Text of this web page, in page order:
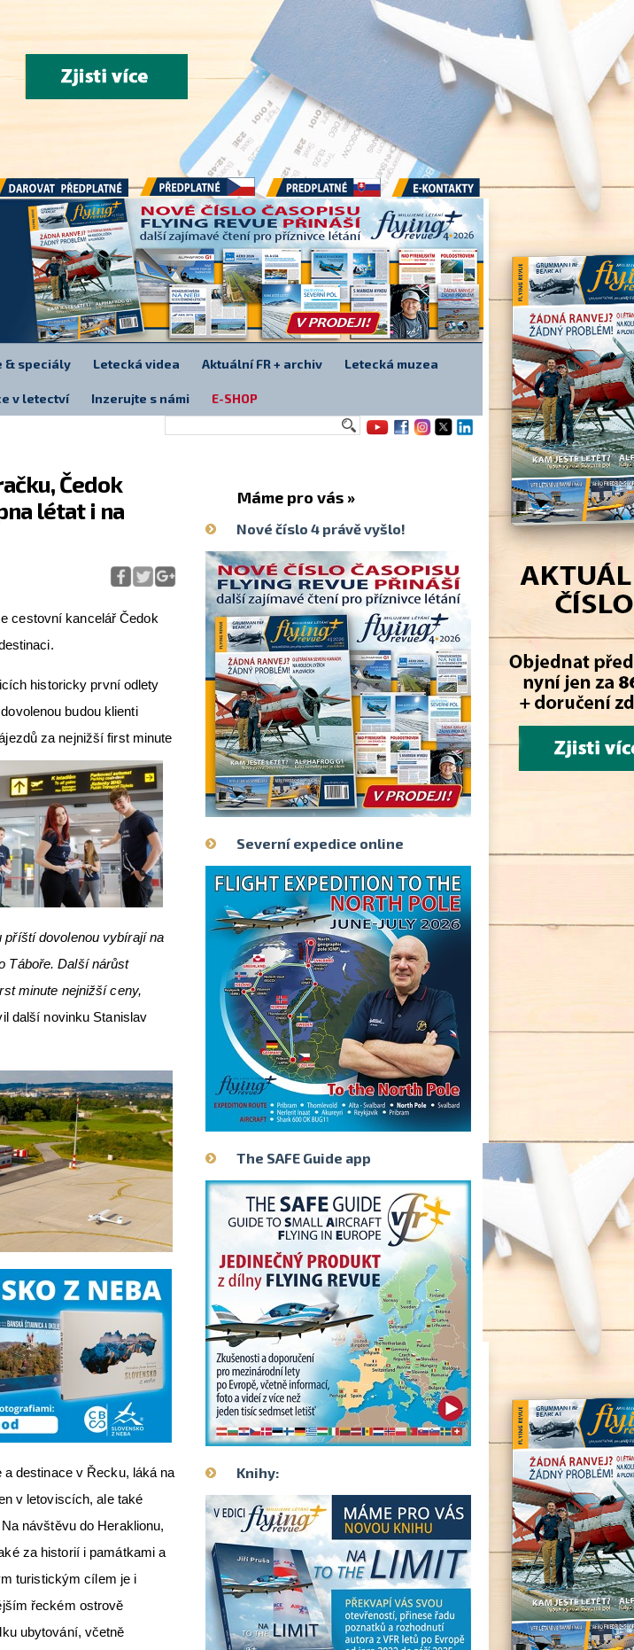
Čedok
létat i na
cestovní kancelář Čedok
historicky první odlety
budou klienti
za nejnižší first minute
příští dovolenou vybírají na
Táboře. Další nárůst
minute nejnižší ceny,
další novinku Stanislav
destinace v Řecku, láká na
v letoviscích, ale také
návštěvu do Heraklionu,
za historií i památkami a
turistickým cílem je i
řeckém ostrově
ubytování, včetně
Máme pro vás »
Nové číslo 4 právě vyšlo!
Severní expedice online
The SAFE Guide app
Knihy:
Darovat předplatné Předplatné Předplatné E-kontakty
& speciály Letecká videa Aktuální FR + archiv Letecká muzea
v letectví Inzerujte s námi E-SHOP